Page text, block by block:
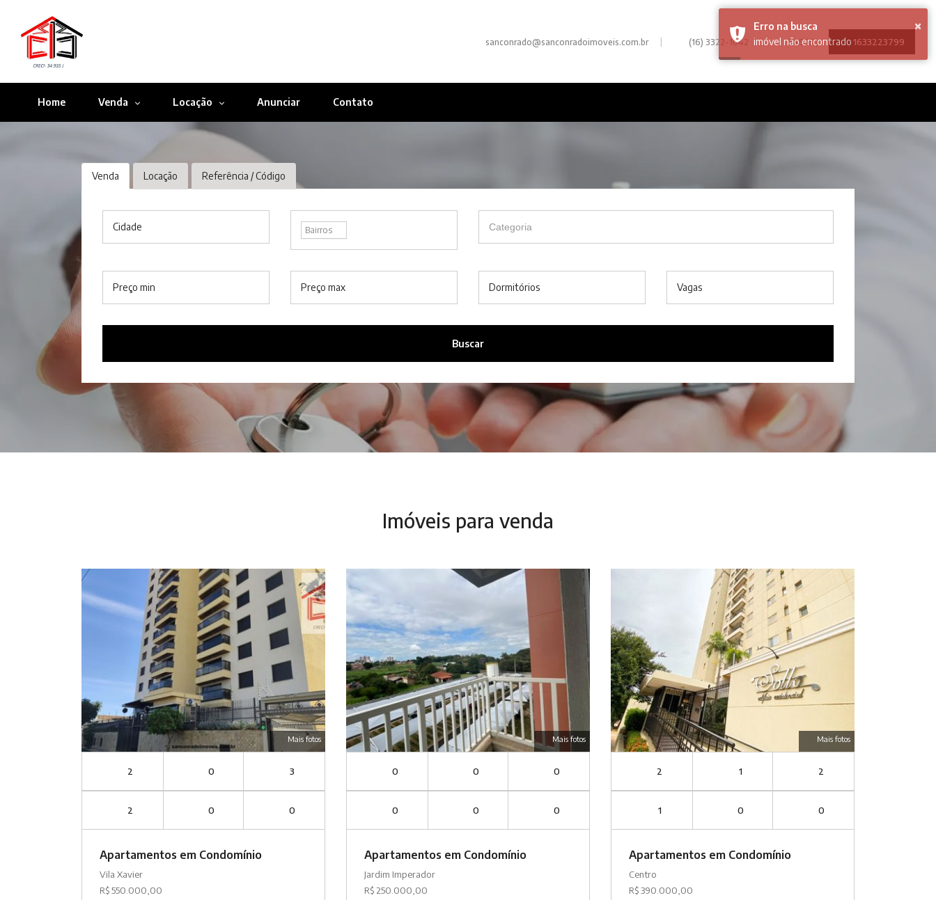
sanconrado@sanconradoimoveis.com.br | (16) 3322-1042 | 34935 J 1633223799
Home Venda Locação Anunciar Contato
Venda Locação Referência / Código
Cidade Bairros
Preço min Preço max Dormitórios Vagas
Buscar
Imóveis para venda
Mais fotos
2 0 3
2 0 0
Apartamentos em Condomínio
Vila Xavier
R$ 550.000,00
Mais fotos
0 0 0
0 0 0
Apartamentos em Condomínio
Jardim Imperador
R$ 250.000,00
Mais fotos
2 1 2
1 0 0
Apartamentos em Condomínio
Centro
R$ 390.000,00